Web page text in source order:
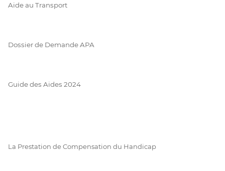
Aide au Transport
Dossier de Demande APA
Guide des Aides 2024
La Prestation de Compensation du Handicap